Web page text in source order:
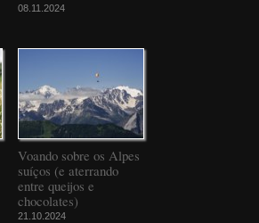
08.11.2024
Voando sobre os Alpes
suíços (e aterrando
entre queijos e
chocolates)
21.10.2024